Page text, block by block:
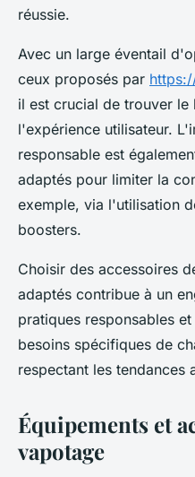
réussie.
Avec un large éventail
ceux proposés par
il est crucial de trouver
l'expérience utilisateur.
responsable est
adaptés pour limiter la
exemple, via l'utilisation
boosters.
Choisir des accessoires
adaptés contribue à un
pratiques responsables
besoins spécifiques de
respectant les tendances
Équipements et
vapotage